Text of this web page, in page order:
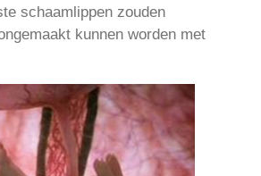
schaamlippen zouden
kunnen worden met